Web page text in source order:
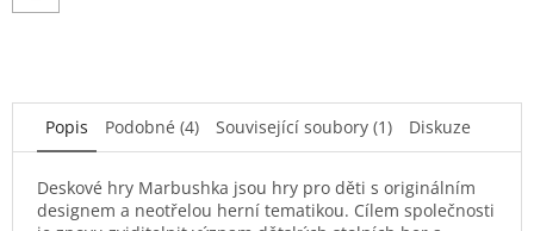
Popis Podobné (4) Související soubory (1) Diskuze
Deskové hry Marbushka jsou hry pro děti s originálním
designem a neotřelou herní tematikou. Cílem společnosti